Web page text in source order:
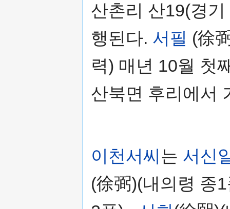
산촌리 산19(경
행된다. 서필 (徐
력) 매년 10월 첫
산북면 후리에서
이천서씨 는 서신
(徐弼)(내의령 종